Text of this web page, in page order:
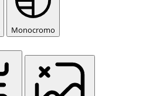
Monocromo